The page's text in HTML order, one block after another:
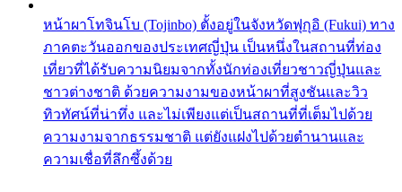
หน้าผาโทจินโบ (Tojinbo) ตั้งอยู่ในจังหวัดฟุกุอิ (Fukui) ทาง
ภาคตะวันออกของประเทศญี่ปุ่น เป็นหนึ่งในสถานที่ท่อง
เที่ยวที่ได้รับความนิยมจากทั้งนักท่องเที่ยวชาวญี่ปุ่นและ
ชาวต่างชาติ ด้วยความงามของหน้าผาที่สูงชันและวิว
ทิวทัศน์ที่น่าทึ่ง และไม่เพียงแต่เป็นสถานที่ที่เต็มไปด้วย
ความงามจากธรรมชาติ แต่ยังแฝงไปด้วยตำนานและ
ความเชื่อที่ลึกซึ้งด้วย